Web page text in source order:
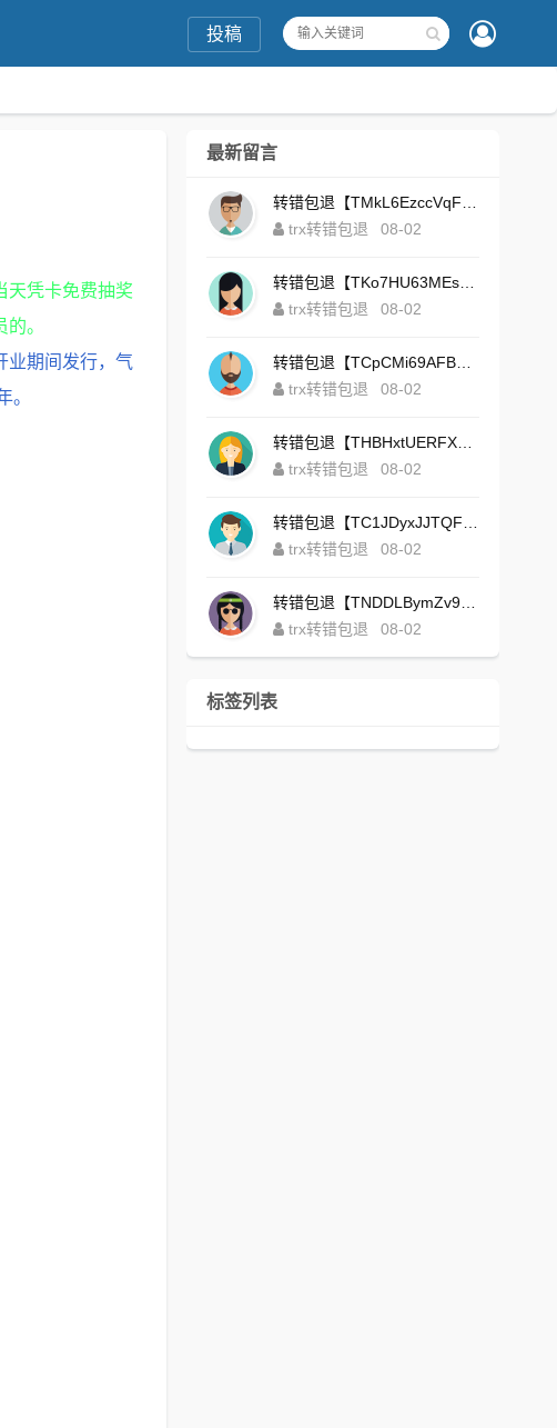
投稿
天凭卡免费抽奖
。
业期间发行，气
。
最新留言
trx转错包退
08-02
trx转错包退
08-02
trx转错包退
08-02
trx转错包退
08-02
trx转错包退
08-02
trx转错包退
08-02
标签列表